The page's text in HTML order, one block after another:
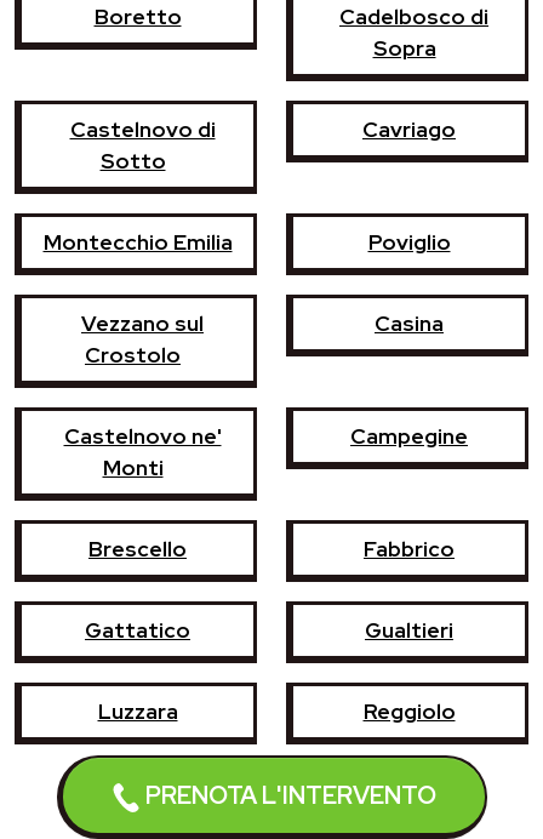
PRENOTA L'INTERVENTO
Boretto
Cadelbosco di
Sopra
Castelnovo di
Sotto
Cavriago
Montecchio Emilia Poviglio
Vezzano sul
Crostolo
Casina
Castelnovo ne'
Monti
Campegine
Brescello Fabbrico
Gattatico Gualtieri
Luzzara Reggiolo
Rubiera Sant'Ilario d'Enza